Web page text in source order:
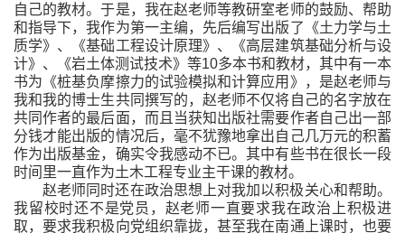
自己的教材。于是，我在赵老师等教研室老师的鼓励、帮助
和指导下，我作为第一主编，先后编写出版了《土力学与土
质学》、《基础工程设计原理》、《高层建筑基础分析与设
计》、《岩土体测试技术》等10多本书和教材，其中有一本
书为《桩基负摩擦力的试验模拟和计算应用》，是赵老师与
我和我的博士生共同撰写的，赵老师不仅将自己的名字放在
共同作者的最后面，而且当获知出版社需要作者自己出一部
分钱才能出版的情况后，毫不犹豫地拿出自己几万元的积蓄
作为出版基金，确实令我感动不已。其中有些书在很长一段
时间里一直作为土木工程专业主干课的教材。
赵老师同时还在政治思想上对我加以积极关心和帮助。
我留校时还不是党员，赵老师一直要求我在政治上积极进
取，要求我积极向党组织靠拢，甚至我在南通上课时，也要